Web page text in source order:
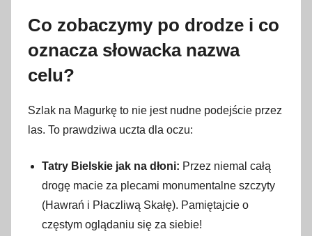
Co zobaczymy po drodze i co
oznacza słowacka nazwa
celu?
Szlak na Magurkę to nie jest nudne podejście przez
las. To prawdziwa uczta dla oczu:
Tatry Bielskie jak na dłoni: Przez niemal całą
drogę macie za plecami monumentalne szczyty
(Hawrań i Płaczliwą Skałę). Pamiętajcie o
częstym oglądaniu się za siebie!